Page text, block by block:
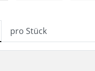
pro Stück